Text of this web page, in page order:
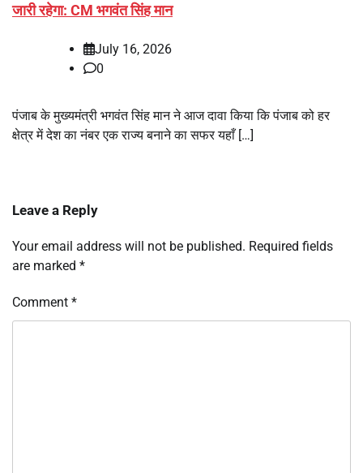
जारी रहेगा: CM भगवंत सिंह मान
July 16, 2026
0
पंजाब के मुख्यमंत्री भगवंत सिंह मान ने आज दावा किया कि पंजाब को हर
क्षेत्र में देश का नंबर एक राज्य बनाने का सफर यहाँ […]
Leave a Reply
Your email address will not be published. Required fields
are marked *
Comment *